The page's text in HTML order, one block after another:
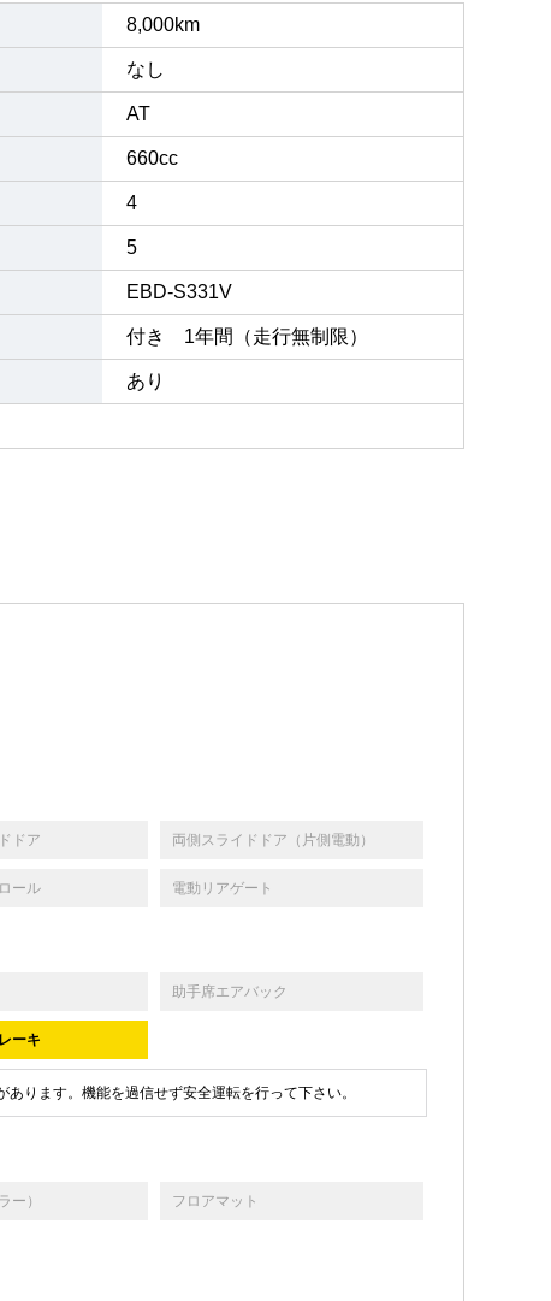
8,000km
なし
AT
660cc
4
5
EBD-S331V
付き 1年間（走行無制限）
あり
ドア 両側スライドドア（片側電動）
ール 電動リアゲート
助手席エアバック
ーキ
ります。機能を過信せず安全運転を行って下さい。
ー） フロアマット